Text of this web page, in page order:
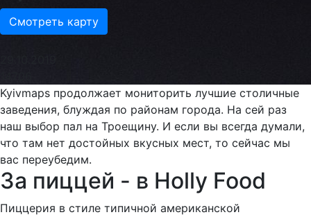
Смотреть карту
Kyivmaps продолжает мониторить лучшие столичные
заведения, блуждая по районам города. На сей раз
наш выбор пал на Троещину. И если вы всегда думали,
что там нет достойных вкусных мест, то сейчас мы
вас переубедим.
За пиццей - в Holly Food
Пиццерия в стиле типичной американской